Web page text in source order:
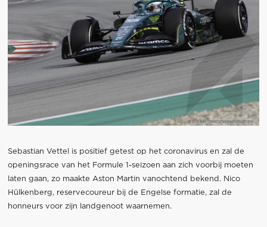
Sebastian Vettel is positief getest op het coronavirus en zal de
openingsrace van het Formule 1-seizoen aan zich voorbij moeten
laten gaan, zo maakte Aston Martin vanochtend bekend. Nico
Hülkenberg, reservecoureur bij de Engelse formatie, zal de
honneurs voor zijn landgenoot waarnemen.